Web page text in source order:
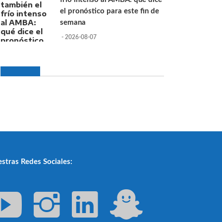
el pronóstico para este fin de
semana
- 2026-08-07
Redes Sociales: